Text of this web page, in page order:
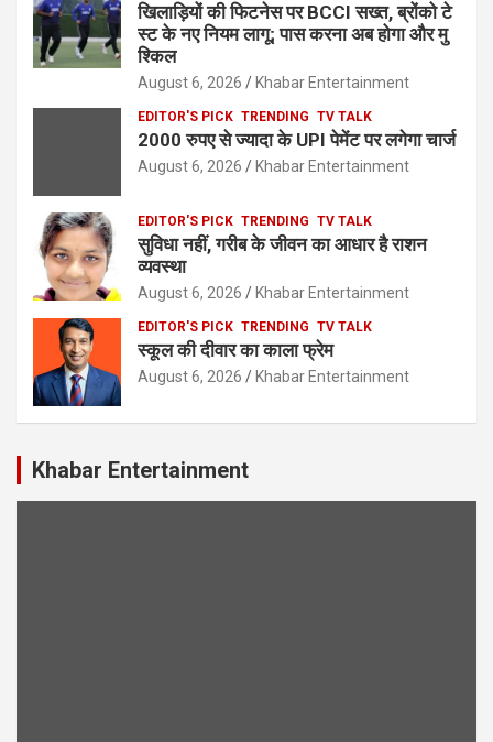
खिलाड़ियों की फिटनेस पर BCCI सख्त, ब्रोंको टे
स्ट के नए नियम लागू; पास करना अब होगा और मु
श्किल
August 6, 2026 Khabar Entertainment
EDITOR'S PICK TRENDING TV TALK
2000 रुपए से ज्यादा के UPI पेमेंट पर लगेगा चार्ज
August 6, 2026 Khabar Entertainment
EDITOR'S PICK TRENDING TV TALK
सुविधा नहीं, गरीब के जीवन का आधार है राशन
व्यवस्था
August 6, 2026 Khabar Entertainment
EDITOR'S PICK TRENDING TV TALK
स्कूल की दीवार का काला फ्रेम
August 6, 2026 Khabar Entertainment
Khabar Entertainment